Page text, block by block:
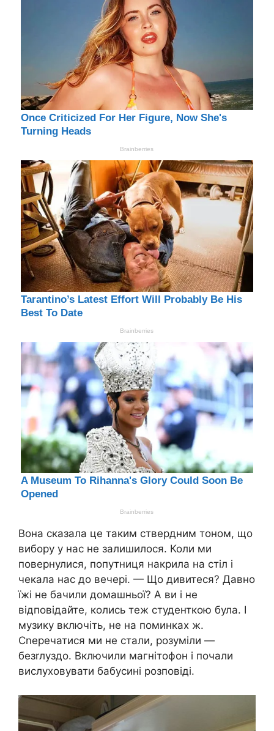
Вона сказала це таким ствердним тоном, що
вибору у нас не залишилося. Коли ми
повернулися, попутниця накрила на стіл і
чекала нас до вечері. — Що дивитеся? Давно
їжі не бачили домашньої? А ви і не
відповідайте, колись теж студенткою була. І
музику включіть, не на поминках ж.
Сnеречатися ми не стали, розуміли —
безrлуздо. Включили магнітофон і почали
вислуховувати бабусині розповіді.